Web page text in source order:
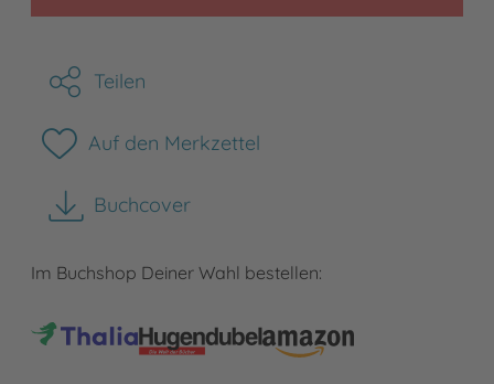
Teilen
Auf den Merkzettel
Buchcover
herunterladen
Im Buchshop Deiner Wahl bestellen: